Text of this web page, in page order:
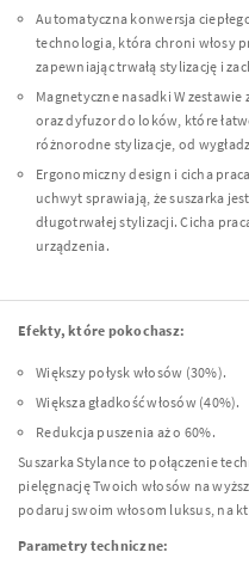
Automatyczna konwersja
technologia, która chroni włosy
zapewniając trwałą stylizację i
Magnetyczne nasadki W
oraz dyfuzor do loków, które
różnorodne stylizacje, od
Ergonomiczny design i cicha
uchwyt sprawiają, że suszarka
długotrwałej stylizacji. Cicha
urządzenia.
Efekty, które pokochasz:
Większy połysk włosów (30%).
Większa gładkość włosów (40%).
Redukcja puszenia aż o 60%.
Suszarka Stylance to połączenie
pielęgnację Twoich włosów na
podaruj swoim włosom luksus, na
Parametry techniczne: